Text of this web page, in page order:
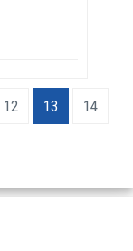
Page
12
Current
page
13 Page
14